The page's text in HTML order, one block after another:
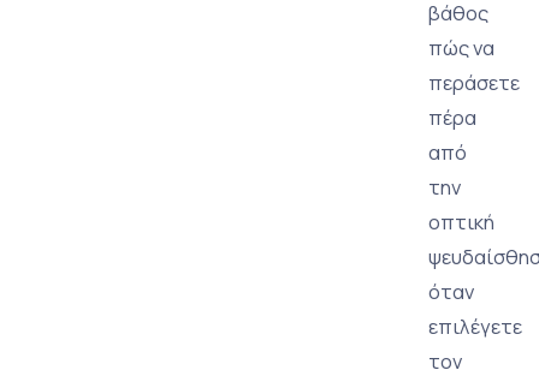
βάθος
πώς να
περάσετε
πέρα
από
την
οπτική
όταν
επιλέγετε
τον